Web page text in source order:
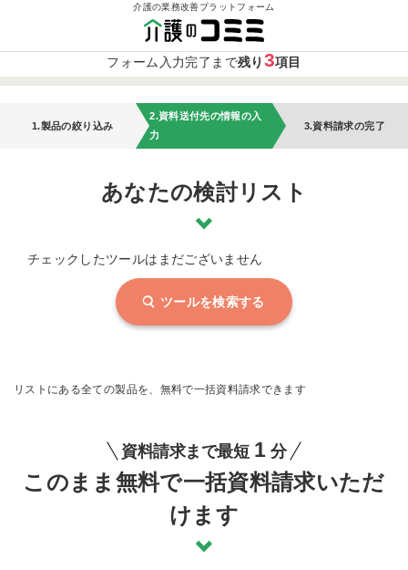
介護の業務改善プラットフォーム
1.製品の絞り込み
2.資料送付先の情報の入
力
3.資料請求の完了
あなたの検討リスト
チェックしたツールはまだございません
ツールを検索する
リストにある全ての製品を、無料で一括資料請求できます
資料請求まで最短 1 分
このまま無料で一括資料請求いただ
けます
フォーム入力完了まで残り 3項目